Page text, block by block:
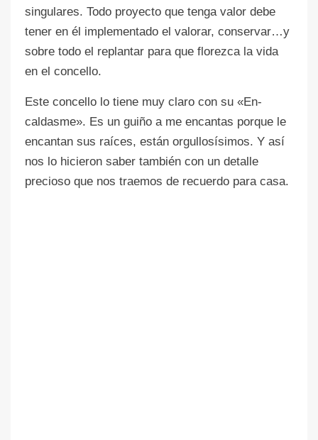
singulares. Todo proyecto que tenga valor debe
tener en él implementado el valorar, conservar…y
sobre todo el replantar para que florezca la vida
en el concello.
Este concello lo tiene muy claro con su «En-
caldasme». Es un guiño a me encantas porque le
encantan sus raíces, están orgullosísimos. Y así
nos lo hicieron saber también con un detalle
precioso que nos traemos de recuerdo para casa.